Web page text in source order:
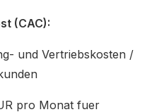
(CAC):
und Vertriebskosten /
pro Monat fuer